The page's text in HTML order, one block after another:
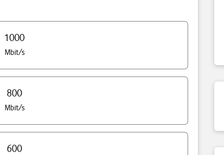
1000
Mbit/s
800
Mbit/s
600